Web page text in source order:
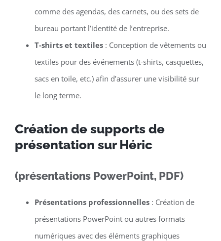
comme des agendas, des carnets, ou des sets de
bureau portant l’identité de l’entreprise.
T-shirts et textiles: Conception de vêtements ou
textiles pour des événements (t-shirts, casquettes,
sacs en toile, etc.) afin d’assurer une visibilité sur
le long terme.
Création de supports de
présentation sur Héric
(présentations PowerPoint, PDF)
Présentations professionnelles: Création de
présentations PowerPoint ou autres formats
numériques avec des éléments graphiques